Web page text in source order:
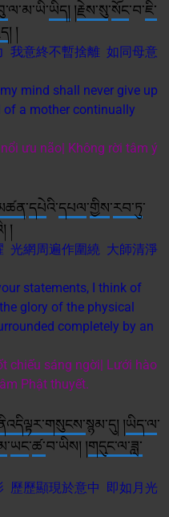
ལ་མ་ཡི་ཡིད། །རྗེས་སུ་སོང་བ་ཇི་
། །
我意終不暫捨離 如同母意
mind shall never give up
of a mother continually
ưu não| Không rời tâm ý
་དཔེའི་དཔལ་གྱིས་རབ་ཏུ་
།
光網周遍作圍繞 大師清淨
statements, I think of
glory of the physical
completely by an
chiếu sáng ngời| Lưới hào
Phật thuyết.
འདིལྟར་གསུངས་སྙམ་དུ། །ཡིད་ལ་
་ཡང་ཚ་བ་ཡིས། །གདང་ལ་ཟླ་
歷歷顯現於意中 即如月光